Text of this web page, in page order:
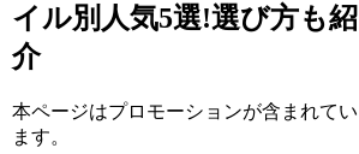
イル別人気5選!選び方も紹
介
本ページはプロモーションが含まれてい
ます。